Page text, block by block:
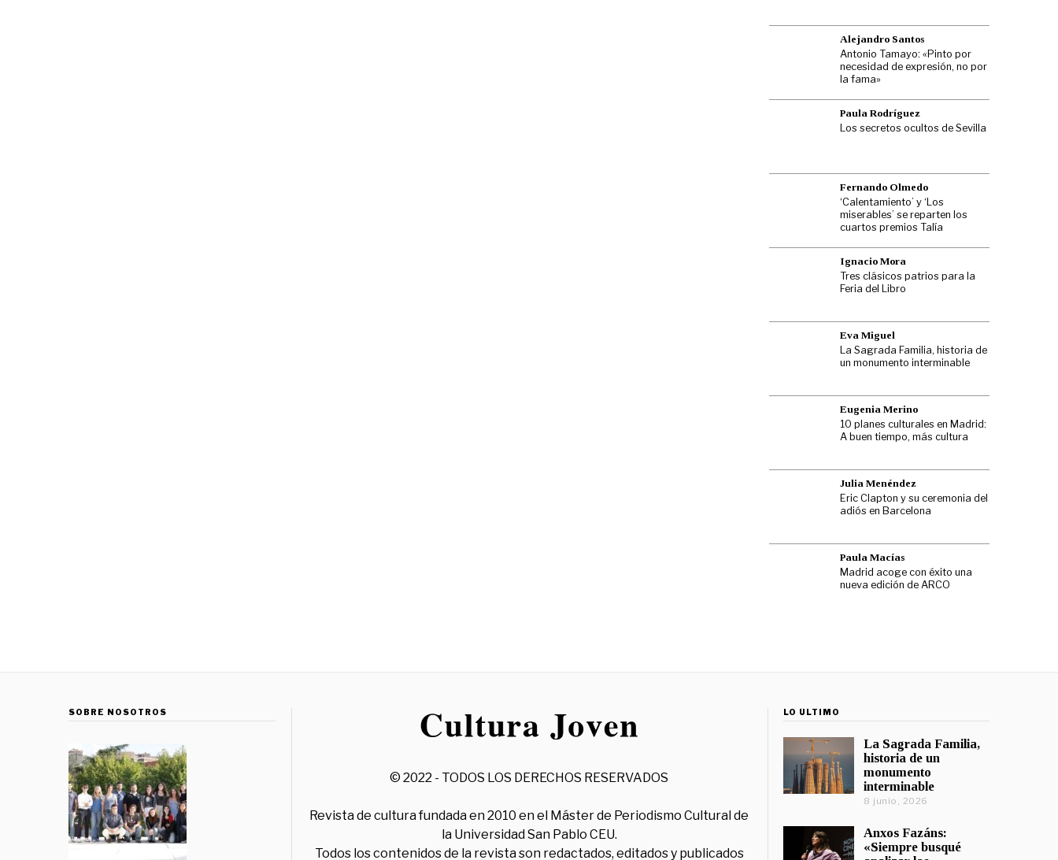
Alejandro Santos
Antonio Tamayo: «Pinto por
necesidad de expresión, no por
la fama»
Paula Rodríguez
Los secretos ocultos de Sevilla
Fernando Olmedo
‘Calentamiento’ y ‘Los
miserables’ se reparten los
cuartos premios Talía
Ignacio Mora
Tres clásicos patrios para la
Feria del Libro
Eva Miguel
La Sagrada Familia, historia de
un monumento interminable
Eugenia Merino
10 planes culturales en Madrid:
A buen tiempo, más cultura
Julia Menéndez
Eric Clapton y su ceremonia del
adiós en Barcelona
Paula Macías
Madrid acoge con éxito una
nueva edición de ARCO
SOBRE NOSOTROS
© 2022 - TODOS LOS DERECHOS RESERVADOS
Revista de cultura fundada en 2010 en el Máster de Periodismo Cultural de
la Universidad San Pablo CEU.
Todos los contenidos de la revista son redactados, editados y publicados
LO ÚLTIMO
La Sagrada Familia,
historia de un
monumento
interminable
8 junio, 2026
Anxos Fazáns:
«Siempre busqué